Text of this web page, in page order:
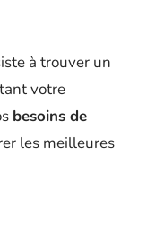
à trouver un
votre
besoins de
les meilleures